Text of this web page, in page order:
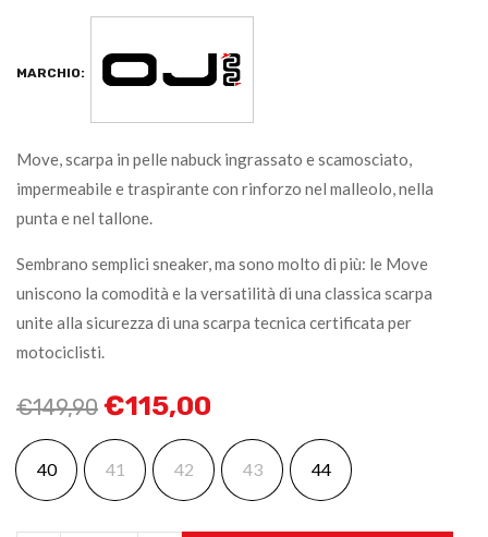
MARCHIO:
Move, scarpa in pelle nabuck ingrassato e scamosciato,
impermeabile e traspirante con rinforzo nel malleolo, nella
punta e nel tallone.
Sembrano semplici sneaker, ma sono molto di più: le Move
uniscono la comodità e la versatilità di una classica scarpa
unite alla sicurezza di una scarpa tecnica certificata per
motociclisti.
€149,90 €115,00
40 41 42 43 44